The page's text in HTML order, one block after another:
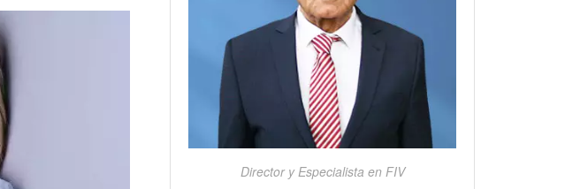
Director y Especialista en FIV